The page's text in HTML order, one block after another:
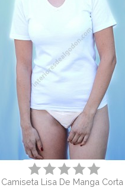
Camiseta Lisa De Manga Corta